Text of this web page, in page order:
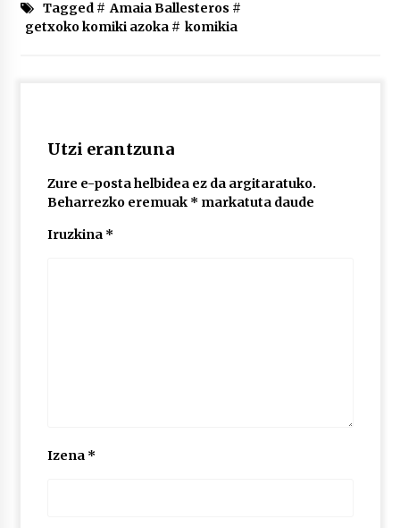
2026/07/03
Tagged # Amaia Ballesteros #
getxoko komiki azoka# komikia
Utzi erantzuna
Zure e-posta helbidea ez da argitaratuko.
Beharrezko eremuak * markatuta daude
Iruzkina *
Izena *